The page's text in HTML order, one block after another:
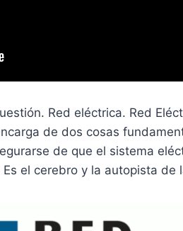
Red eléctrica. Red
de dos cosas
de que el sistema
el cerebro y la autopista de